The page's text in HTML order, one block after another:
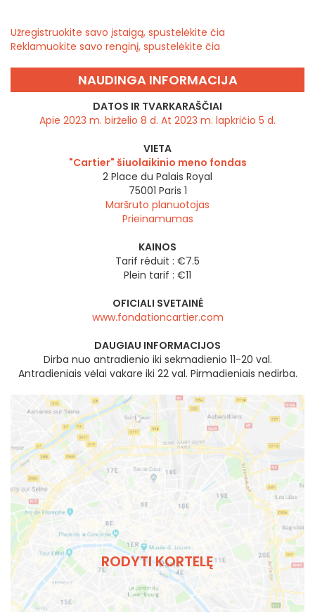
Užregistruokite savo įstaigą, spustelėkite čia
Reklamuokite savo renginį, spustelėkite čia
NAUDINGA INFORMACIJA
DATOS IR TVARKARAŠČIAI
Apie 2023 m. birželio 8 d. At 2023 m. lapkričio 5 d.
VIETA
"Cartier" šiuolaikinio meno fondas
2 Place du Palais Royal
75001 Paris 1
Maršruto planuotojas
Prieinamumas
KAINOS
Tarif réduit : €7.5
Plein tarif : €11
OFICIALI SVETAINĖ
www.fondationcartier.com
DAUGIAU INFORMACIJOS
Dirba nuo antradienio iki sekmadienio 11-20 val.
Antradieniais vėlai vakare iki 22 val. Pirmadieniais nedirba.
RODYTI KORTELĘ